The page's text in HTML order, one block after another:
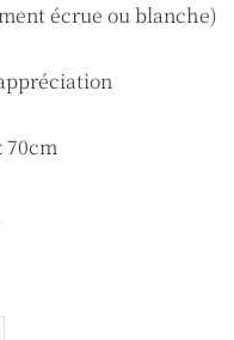
écrue ou blanche)
70cm